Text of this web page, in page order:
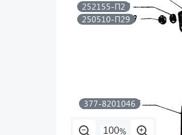
250510-П29
252155-П2
377-8201046
%